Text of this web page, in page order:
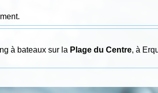
à bateaux sur la Plage du Centre, à